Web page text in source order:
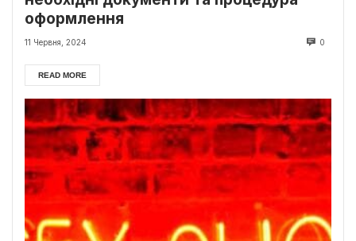
оформлення
11 Червня, 2024 0
READ MORE